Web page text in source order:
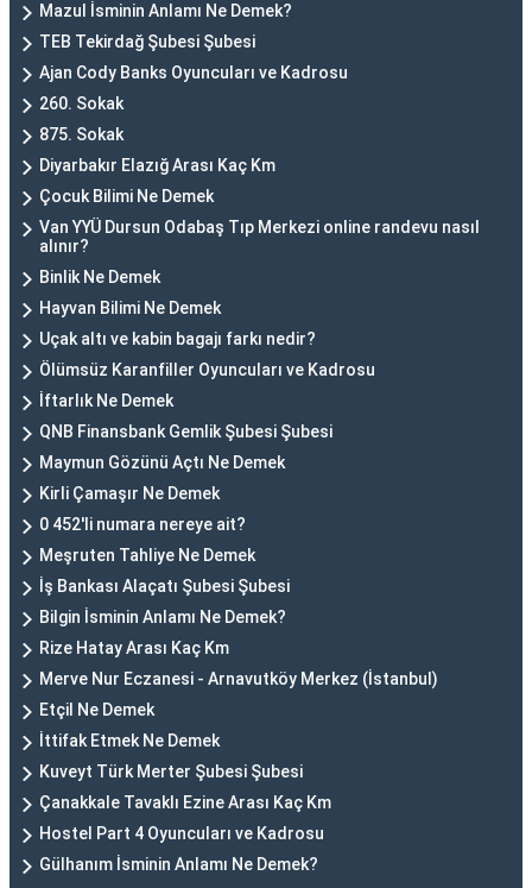
Mazul İsminin Anlamı Ne Demek?
TEB Tekirdağ Şubesi Şubesi
Ajan Cody Banks Oyuncuları ve Kadrosu
260. Sokak
875. Sokak
Diyarbakır Elazığ Arası Kaç Km
Çocuk Bilimi Ne Demek
Van YYÜ Dursun Odabaş Tıp Merkezi online randevu nasıl
alınır?
Binlik Ne Demek
Hayvan Bilimi Ne Demek
Uçak altı ve kabin bagajı farkı nedir?
Ölümsüz Karanfiller Oyuncuları ve Kadrosu
İftarlık Ne Demek
QNB Finansbank Gemlik Şubesi Şubesi
Maymun Gözünü Açtı Ne Demek
Kirli Çamaşır Ne Demek
0 452'li numara nereye ait?
Meşruten Tahliye Ne Demek
İş Bankası Alaçatı Şubesi Şubesi
Bilgin İsminin Anlamı Ne Demek?
Rize Hatay Arası Kaç Km
Merve Nur Eczanesi - Arnavutköy Merkez (İstanbul)
Etçil Ne Demek
İttifak Etmek Ne Demek
Kuveyt Türk Merter Şubesi Şubesi
Çanakkale Tavaklı Ezine Arası Kaç Km
Hostel Part 4 Oyuncuları ve Kadrosu
Gülhanım İsminin Anlamı Ne Demek?